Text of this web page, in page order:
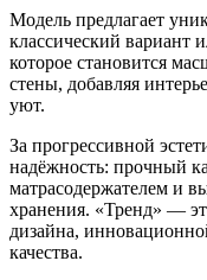
Модель предлагает
классический вариант
которое становится
стены, добавляя
уют.
За прогрессивной
надёжность: прочный
матрасодержателем и
хранения. «Тренд» —
дизайна,
качества.